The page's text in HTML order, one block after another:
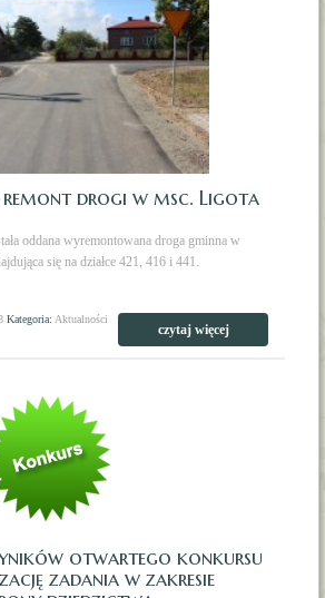
drogi w msc. Ligota
oddana wyremontowana droga gminna w
się na działce 421, 416 i 441.
czytaj więcej
Kategoria: Aktualności
otwartego konkursu
zadania w zakresie